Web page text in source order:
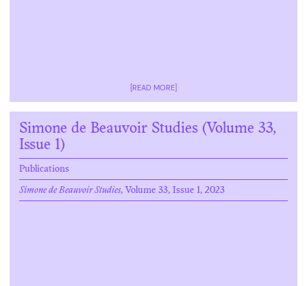
[READ MORE]
Simone de Beauvoir Studies (Volume 33,
Issue 1)
Publications
Simone de Beauvoir Studies, Volume 33, Issue 1, 2023